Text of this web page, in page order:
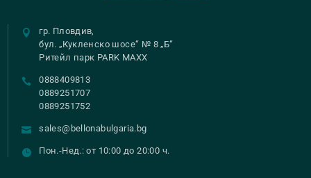
гр. Пловдив,
бул. „Кукленско шосе“ № 8 „Б“
Ритейл парк PARK MAXX
0888409813
0889251707
0889251752
sales@bellonabulgaria.bg
Пон.-Нед.: от 10:00 до 20:00 ч.